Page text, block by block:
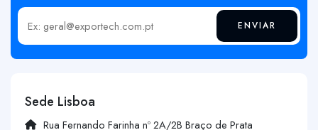
Insira o seu email ENVIAR
Sede Lisboa
Rua Fernando Farinha nº 2A/2B Braço de Prata